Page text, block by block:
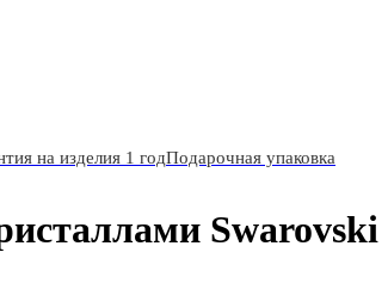
на изделия 1 годПодарочная упаковка
Swarovski